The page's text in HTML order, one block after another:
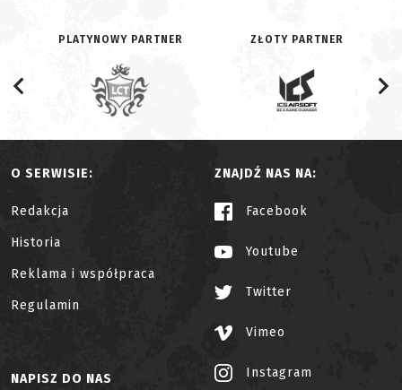
PLATYNOWY PARTNER ZŁOTY PARTNER
O SERWISIE:
Redakcja
Historia
Reklama i współpraca
Regulamin
ZNAJDŹ NAS NA:
Facebook
Youtube
Twitter
Vimeo
Instagram
NAPISZ DO NAS